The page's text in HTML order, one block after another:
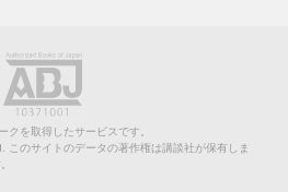
クを取得したサービスです。
このサイトのデータの著作権は講談社が保有しま